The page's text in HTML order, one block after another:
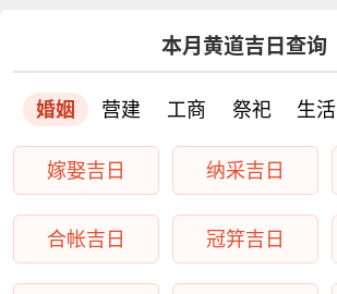
本月黄道吉日查询
婚姻 营建 工商 祭祀 生活
嫁娶吉日 纳采吉日
合帐吉日 冠笄吉日